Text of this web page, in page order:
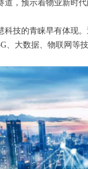
道，预示着物业新时
科技的青睐早有体现
、大数据、物联网等